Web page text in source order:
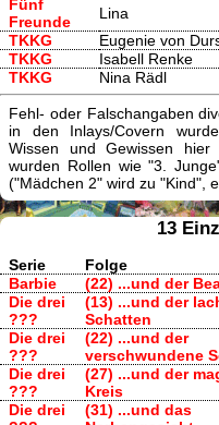
Fünf
Freunde
Lina
TKKG
Eugenie von
TKKG
Isabell Renke
TKKG
Nina Rädl
Fehl- oder Falschangaben
in den Inlays/Covern
Wissen und Gewissen hier
wurden Rollen wie "3.
("Mädchen 2" wird zu "Kind",
13
Serie Folge
Barbie
(22) ...und der
Die drei
???
(13) ...und der
Schatten
Die drei
???
(22) ...und der
verschwundene
Die drei
???
(27) ...und der
Kreis
Die drei
(31) ...und das